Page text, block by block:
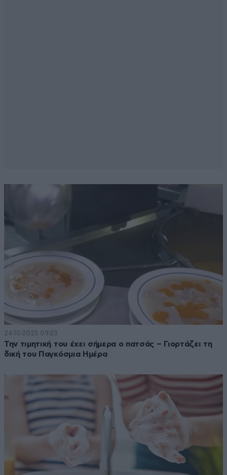
24·10·2025 09:23
Την τιμητική του έχει σήμερα ο πατσάς – Γιορτάζει τη
δική του Παγκόσμια Ημέρα